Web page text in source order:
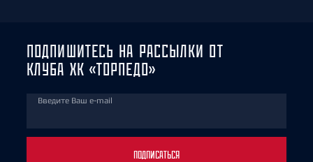
ПОДПИШИТЕСЬ НА РАССЫЛКИ ОТ
КЛУБА ХК «ТОРПЕДО»
Введите Ваш e-mail
ПОДПИСАТЬСЯ